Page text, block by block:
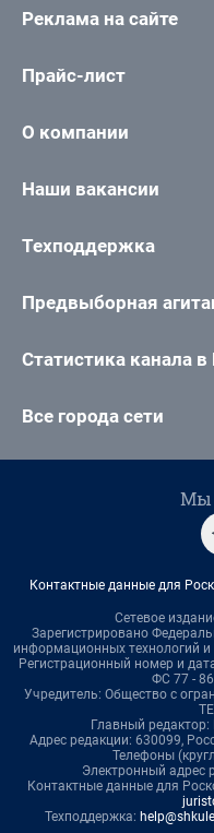
Реклама на сайте
Прайс-лист
О компании
Наши вакансии
Техподдержка
Предвыборная
Статистика канала в
Все города сети
Мы
Контактные данные для
Сетевое
Зарегистрировано
информационных технологий
Регистрационный номер и
ФС 77 -
Учредитель: Общество с
Главный
Адрес редакции: 630099,
Телефоны
Электронный адрес
Контактные данные для
Техподдержка: